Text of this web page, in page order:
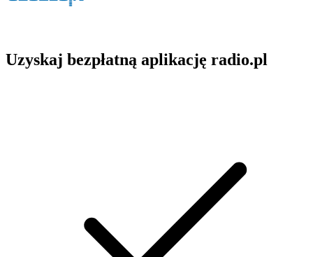
Uzyskaj bezpłatną aplikację radio.pl